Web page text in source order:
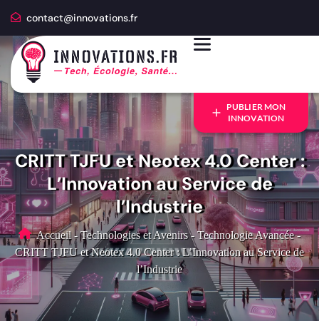
contact@innovations.fr
PUBLIER MON
INNOVATION
CRITT TJFU et Neotex 4.0 Center :
L’Innovation au Service de
l’Industrie
Accueil - Technologies et Avenirs - Technologie Avancée -
CRITT TJFU et Neotex 4.0 Center : L’Innovation au Service de
l’Industrie